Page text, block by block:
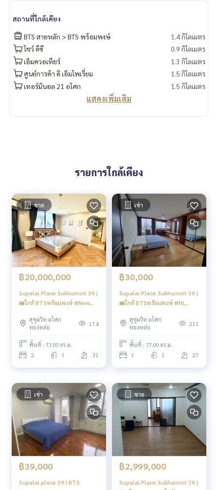
สถานที่ใกล้เคียง
BTS สายหลัก > BTS พร้อมพงษ์
1.4 กิโลเมตร
โชว์ ดีซี
0.9 กิโลเมตร
เอ็มควอเทียร์
1.3 กิโลเมตร
ศูนย์การค้า ดิ เอ็มโพเรี่ยม
1.5 กิโลเมตร
เทอร์มินอล 21 อโศก
1.5 กิโลเมตร
แสดงเพิ่มเติม
รายการใกล้เคียง
ขาย
฿20,000,000
Supalai Place Sukhumvit 39 |
🚝ใกล้ BTSพร้อมพงษ์ #New
สุขุมวิท อโศก
ทองหล่อ
174
พื้นที่ : 73.00 ตร.ม.
2 1 31
เช่า
฿30,000
Supalai Place Sukhumvit 39 |
🚝ใกล้ BTSพร้อมพงษ์ #HL
สุขุมวิท อโศก
ทองหล่อ
211
พื้นที่ : 77.00 ตร.ม.
1 1 27
เช่า
฿39,000
Supalai place 39 I BTS
ขาย
฿2,999,000
Supalai Place Sukhumvit 39 |